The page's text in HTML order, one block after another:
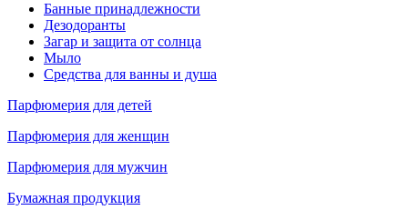
Банные принадлежности
Дезодоранты
Загар и защита от солнца
Мыло
Средства для ванны и душа
Парфюмерия для детей
Парфюмерия для женщин
Парфюмерия для мужчин
Бумажная продукция